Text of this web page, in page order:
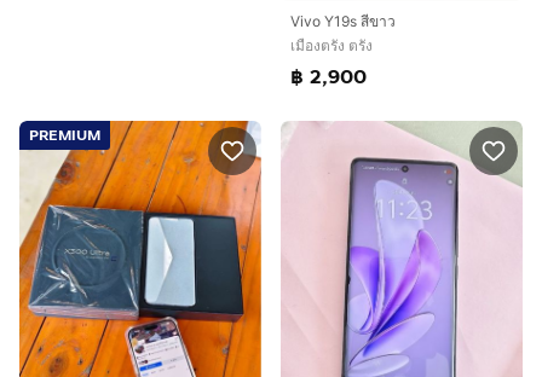
Vivo Y19s สีขาว
เมืองตรัง ตรัง
฿ 2,900
PREMIUM